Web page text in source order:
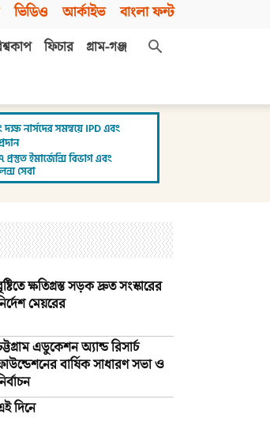
ভিডিও আর্কাইভ বাংলা ফন্ট
ফিচার
গ্রাম-গঞ্জ
ক্ষতিগ্রস্ত সড়ক দ্রুত সংস্কারের
মেয়রের
এডুকেশন অ্যান্ড রিসার্চ
বার্ষিক সাধারণ সভা ও
দিনে